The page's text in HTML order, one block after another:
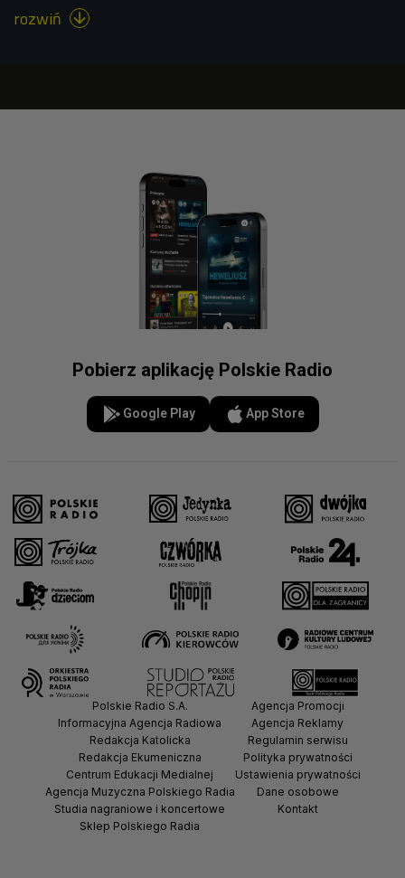
rozwiń 
Pobierz aplikację Polskie Radio
Google Play App Store
Polskie Radio S.A.
Informacyjna Agencja Radiowa
Redakcja Katolicka
Redakcja Ekumeniczna
Centrum Edukacji Medialnej
Agencja Muzyczna Polskiego Radia
Studia nagraniowe i koncertowe
Sklep Polskiego Radia
Agencja Promocji
Agencja Reklamy
Regulamin serwisu
Polityka prywatności
Ustawienia prywatności
Dane osobowe
Kontakt